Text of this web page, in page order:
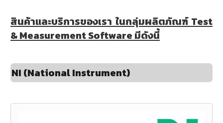
สินค้าและบริการของเรา ในกลุ่มผลิตภัณฑ์ Test
& Measurement Software มีดังนี้
NI (National Instrument)